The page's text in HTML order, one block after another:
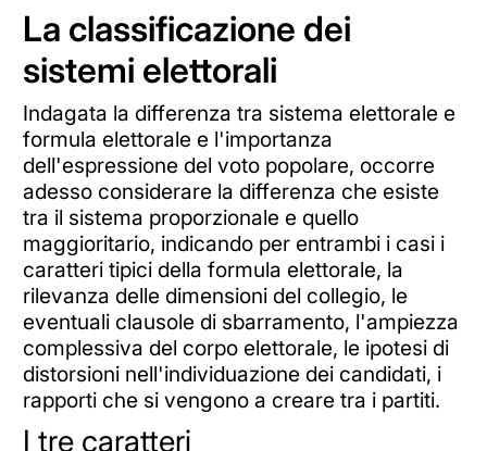
La classificazione dei
sistemi elettorali
Indagata la differenza tra sistema elettorale e
formula elettorale e l'importanza
dell'espressione del voto popolare, occorre
adesso considerare la differenza che esiste
tra il sistema proporzionale e quello
maggioritario, indicando per entrambi i casi i
caratteri tipici della formula elettorale, la
rilevanza delle dimensioni del collegio, le
eventuali clausole di sbarramento, l'ampiezza
complessiva del corpo elettorale, le ipotesi di
distorsioni nell'individuazione dei candidati, i
rapporti che si vengono a creare tra i partiti.
I tre caratteri